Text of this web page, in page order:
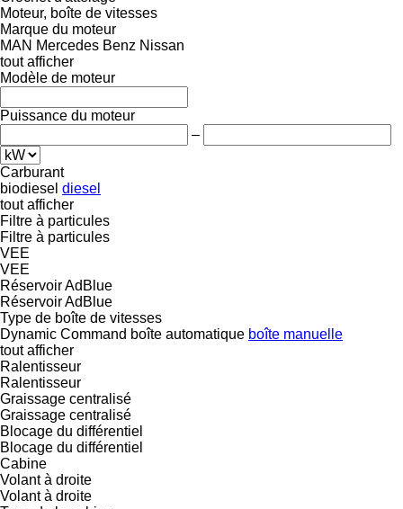
Moteur, boîte de vitesses
Marque du moteur
MAN Mercedes Benz Nissan
tout afficher
Modèle de moteur
Puissance du moteur
–
Carburant
biodiesel diesel
tout afficher
Filtre à particules
Filtre à particules
VEE
VEE
Réservoir AdBlue
Réservoir AdBlue
Type de boîte de vitesses
Dynamic Command boîte automatique boîte manuelle
tout afficher
Ralentisseur
Ralentisseur
Graissage centralisé
Graissage centralisé
Blocage du différentiel
Blocage du différentiel
Cabine
Volant à droite
Volant à droite